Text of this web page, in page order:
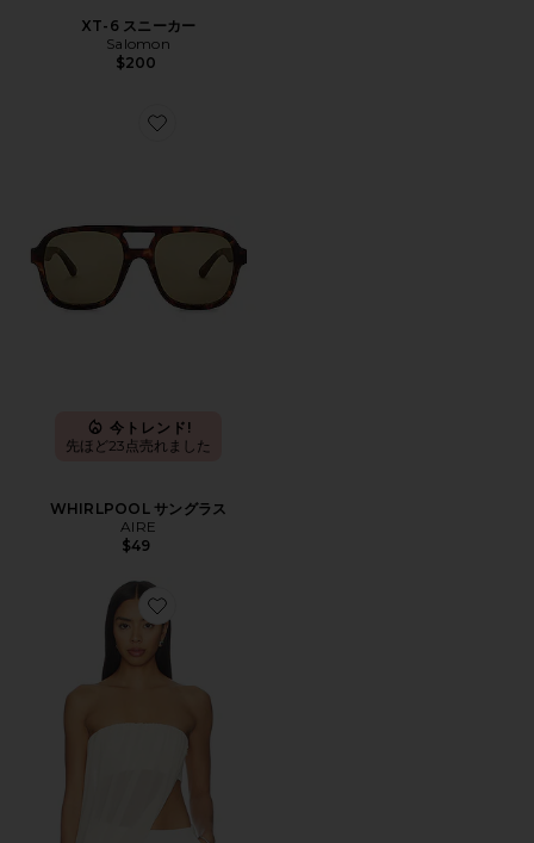
XT-6 スニーカー
Salomon
$200
Favorite WHIRLPOOL サングラス
今トレンド!
先ほど23点売れました
WHIRLPOOL サングラス
AIRE
$49
Favorite ELODIE トップ